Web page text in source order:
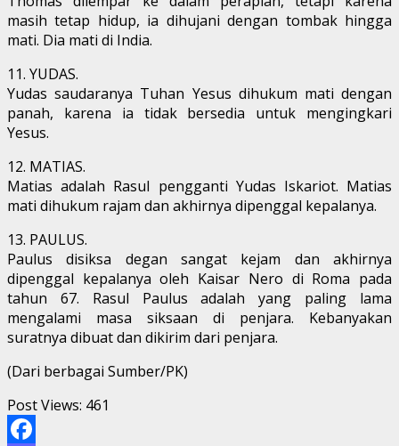
masih tetap hidup, ia dihujani dengan tombak hingga
mati. Dia mati di India.
11. YUDAS.
Yudas saudaranya Tuhan Yesus dihukum mati dengan
panah, karena ia tidak bersedia untuk mengingkari
Yesus.
12. MATIAS.
Matias adalah Rasul pengganti Yudas Iskariot. Matias
mati dihukum rajam dan akhirnya dipenggal kepalanya.
13. PAULUS.
Paulus disiksa degan sangat kejam dan akhirnya
dipenggal kepalanya oleh Kaisar Nero di Roma pada
tahun 67. Rasul Paulus adalah yang paling lama
mengalami masa siksaan di penjara. Kebanyakan
suratnya dibuat dan dikirim dari penjara.
(Dari berbagai Sumber/PK)
Post Views: 461